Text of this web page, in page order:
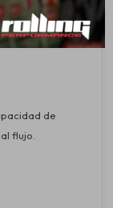
de
flujo.